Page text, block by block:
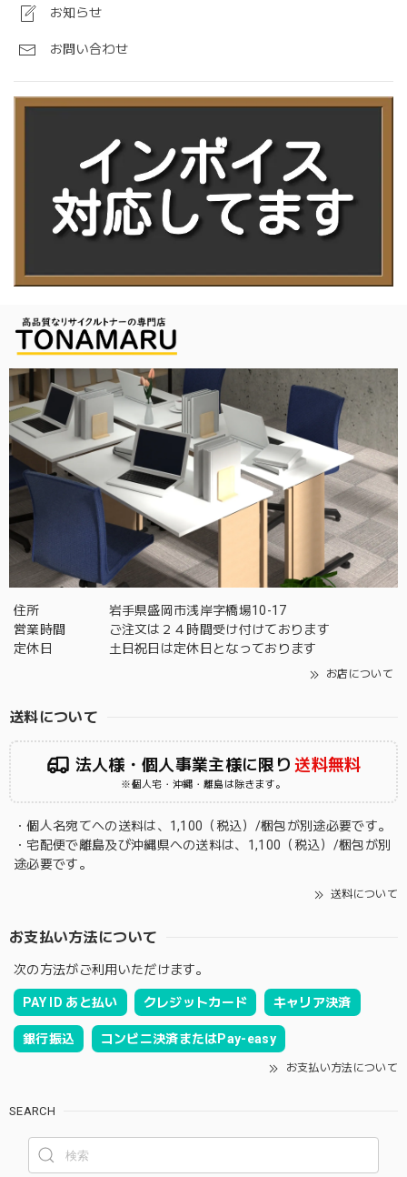
お知らせ
お問い合わせ
住所
岩手県盛岡市浅岸字橋場10-17
営業時間
ご注文は２４時間受け付けております
定休日
土日祝日は定休日となっております
お店について
送料について
法人様・個人事業主様に限り 送料無料
※個人宅・沖縄・離島は除きます。
・個人名宛てへの送料は、1,100（税込）/梱包が別途必要です。
・宅配便で離島及び沖縄県への送料は、1,100（税込）/梱包が別
途必要です。
送料について
お支払い方法について
次の方法がご利用いただけます。
PAY ID あと払い クレジットカード キャリア決済
銀行振込 コンビニ決済またはPay-easy
お支払い方法について
SEARCH